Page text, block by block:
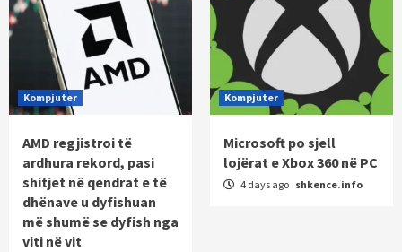
Kompjuter
AMD regjistroi të
ardhura rekord, pasi
shitjet në qendrat e të
dhënave u dyfishuan
më shumë se dyfish nga
viti në vit
Kompjuter
Microsoft po sjell
lojërat e Xbox 360 në PC
4 days ago shkence.info